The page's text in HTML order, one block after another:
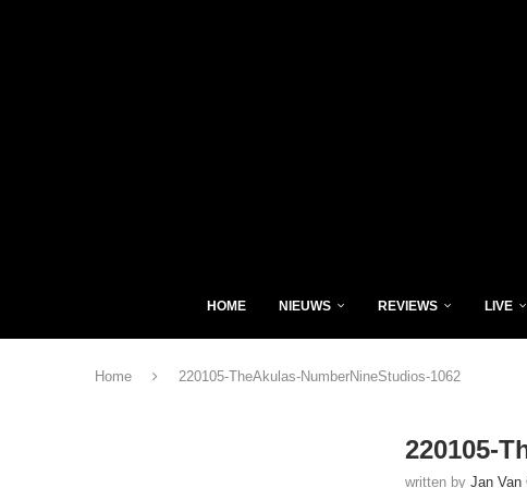
HOME NIEUWS REVIEWS LIVE
Home 220105-TheAkulas-NumberNineStudios-1062
220105-
written by Jan Van